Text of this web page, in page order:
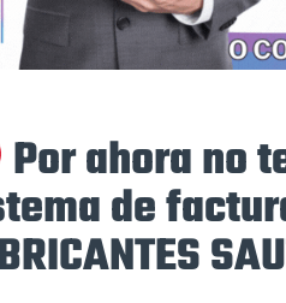
Por ahora no
de